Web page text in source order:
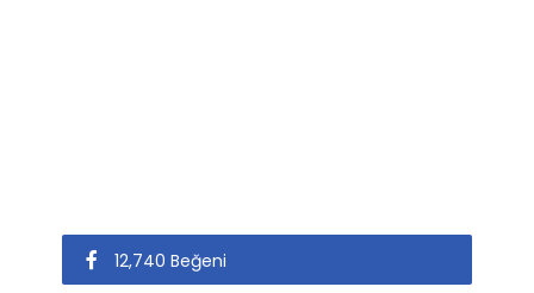
12,740 Beğeni